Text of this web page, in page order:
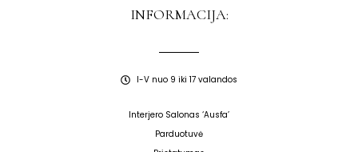
INFORMACIJA:
I-V nuo 9 iki 17 valandos
Interjero Salonas ‘Ausfa’
Parduotuvė